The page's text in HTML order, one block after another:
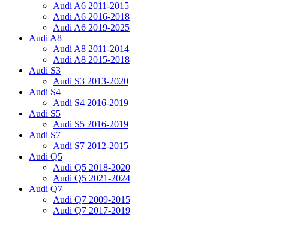
Audi A6 2011-2015
Audi A6 2016-2018
Audi A6 2019-2025
Audi A8
Audi A8 2011-2014
Audi A8 2015-2018
Audi S3
Audi S3 2013-2020
Audi S4
Audi S4 2016-2019
Audi S5
Audi S5 2016-2019
Audi S7
Audi S7 2012-2015
Audi Q5
Audi Q5 2018-2020
Audi Q5 2021-2024
Audi Q7
Audi Q7 2009-2015
Audi Q7 2017-2019